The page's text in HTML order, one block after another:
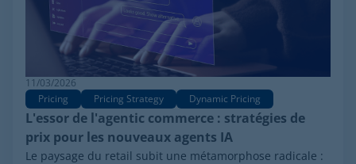
11/03/2026
Pricing
Pricing Strategy Dynamic Pricing
L'essor de l'agentic commerce : stratégies de
prix pour les nouveaux agents IA
Le paysage du retail subit une métamorphose radicale :